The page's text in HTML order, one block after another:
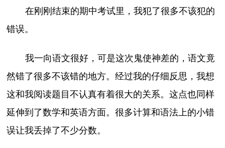
在刚刚结束的期中考试里，我犯了很多不该犯的
错误。
我一向语文很好，可是这次鬼使神差的，语文竟
然错了很多不该错的地方。经过我的仔细反思，我想
这和我阅读题目不认真有着很大的关系。这点也同样
延伸到了数学和英语方面。很多计算和语法上的小错
误让我丢掉了不少分数。